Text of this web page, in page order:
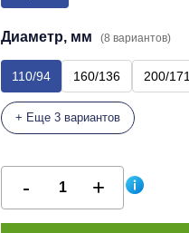
Диаметр, мм (8 вариантов)
110/94 160/136 200/171
+ Еще 3 вариантов